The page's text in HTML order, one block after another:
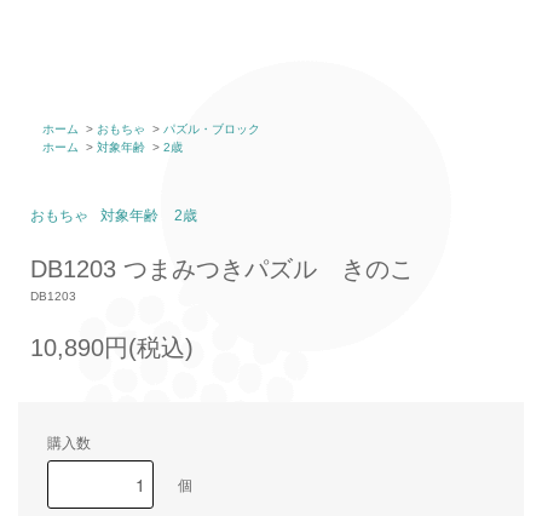
ホーム > おもちゃ > パズル・ブロック
ホーム
> 対象年齢 > 2歳
おもちゃ 対象年齢 2歳
DB1203 つまみつきパズル きのこ
DB1203
10,890円(税込)
購入数
個